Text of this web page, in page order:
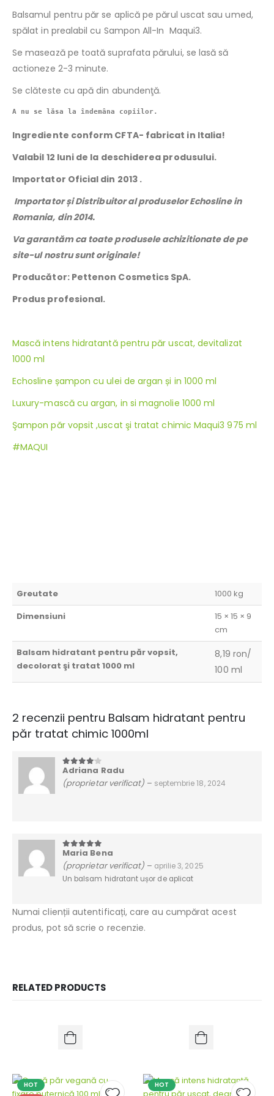
Balsamul pentru păr se aplică pe părul uscat sau umed,
spălat in prealabil cu Sampon All-In Maqui3.
Se masează pe toată suprafata părului, se lasă să
actioneze 2-3 minute.
Se clăteste cu apă din abundenţă.
A nu se lăsa la îndemâna copiilor.
Ingrediente conform CFTA- fabricat in Italia!
Valabil 12 luni de la deschiderea produsului.
Importator Oficial din 2013 .
Importator și Distribuitor al produselor Echosline in
Romania, din 2014.
Va garantăm ca toate produsele achizitionate de pe
site-ul nostru sunt originale!
Producător: Pettenon Cosmetics SpA.
Produs profesional.
Mască intens hidratantă pentru păr uscat, devitalizat
1000 ml
Echosline șampon cu ulei de argan și in 1000 ml
Luxury-mască cu argan, in si magnolie 1000 ml
Şampon păr vopsit ,uscat şi tratat chimic Maqui3 975 ml
#MAQUI
Greutate
1000 kg
Dimensiuni
15 × 15 × 9
cm
Balsam hidratant pentru păr vopsit,
decolorat şi tratat 1000 ml
8,19 ron/
100 ml
2 recenzii pentru Balsam hidratant pentru
păr tratat chimic 1000ml
4din 5
Adriana Radu
(proprietar verificat) – septembrie 18, 2024
5 din 5
Maria Bena
(proprietar verificat) – aprilie 3, 2025
Un balsam hidratant ușor de aplicat
Numai clienții autentificați, care au cumpărat acest
produs, pot să scrie o recenzie.
RELATED PRODUCTS
HOT
HOT